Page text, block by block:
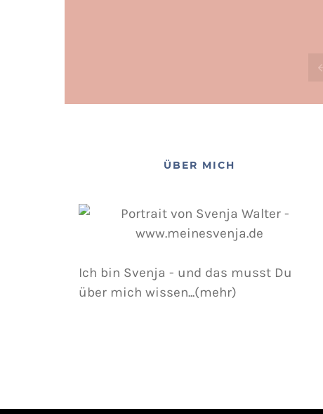
ÜBER MICH
Ich bin Svenja - und das musst Du
über mich wissen...(mehr)